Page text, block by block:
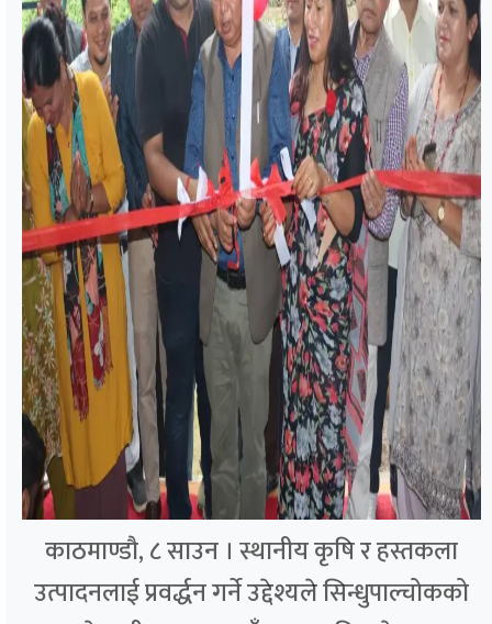
काठमाण्डौ, ८ साउन । स्थानीय कृषि र हस्तकला
उत्पादनलाई प्रवर्द्धन गर्ने उद्देश्यले सिन्धुपाल्चोकको